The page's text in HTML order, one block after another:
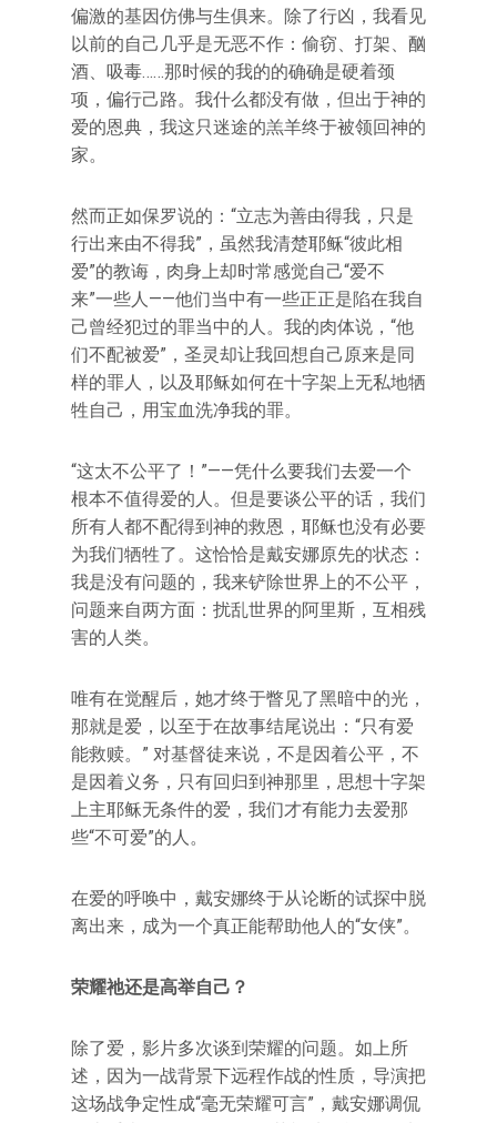
偏激的基因仿佛与生俱来。除了行凶，我看见
以前的自己几乎是无恶不作：偷窃、打架、酗
酒、吸毒……那时候的我的的确确是硬着颈
项，偏行己路。我什么都没有做，但出于神的
爱的恩典，我这只迷途的羔羊终于被领回神的
家。
然而正如保罗说的：“立志为善由得我，只是
行出来由不得我”，虽然我清楚耶稣“彼此相
爱”的教诲，肉身上却时常感觉自己“爱不
来”一些人——他们当中有一些正正是陷在我自
己曾经犯过的罪当中的人。我的肉体说，“他
们不配被爱”，圣灵却让我回想自己原来是同
样的罪人，以及耶稣如何在十字架上无私地牺
牲自己，用宝血洗净我的罪。
“这太不公平了！”——凭什么要我们去爱一个
根本不值得爱的人。但是要谈公平的话，我们
所有人都不配得到神的救恩，耶稣也没有必要
为我们牺牲了。这恰恰是戴安娜原先的状态：
我是没有问题的，我来铲除世界上的不公平，
问题来自两方面：扰乱世界的阿里斯，互相残
害的人类。
唯有在觉醒后，她才终于瞥见了黑暗中的光，
那就是爱，以至于在故事结尾说出：“只有爱
能救赎。” 对基督徒来说，不是因着公平，不
是因着义务，只有回归到神那里，思想十字架
上主耶稣无条件的爱，我们才有能力去爱那
些“不可爱”的人。
在爱的呼唤中，戴安娜终于从论断的试探中脱
离出来，成为一个真正能帮助他人的“女侠”。
荣耀祂还是高举自己？
除了爱，影片多次谈到荣耀的问题。如上所
述，因为一战背景下远程作战的性质，导演把
这场战争定性成“毫无荣耀可言”，戴安娜调侃